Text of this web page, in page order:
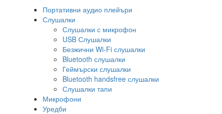
Портативни аудио плейъри
Слушалки
Слушалки с микрофон
USB Слушалки
Безжични Wi-Fi слушалки
Bluetooth слушалки
Геймърски слушалки
Bluetooth handsfree слушалки
Слушалки тапи
Микрофони
Уредби